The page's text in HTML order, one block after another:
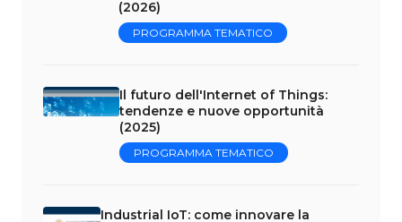
(2026)
PROGRAMMA TEMATICO
Il futuro dell'Internet of Things:
tendenze e nuove opportunità
(2025)
PROGRAMMA TEMATICO
Industrial IoT: come innovare la